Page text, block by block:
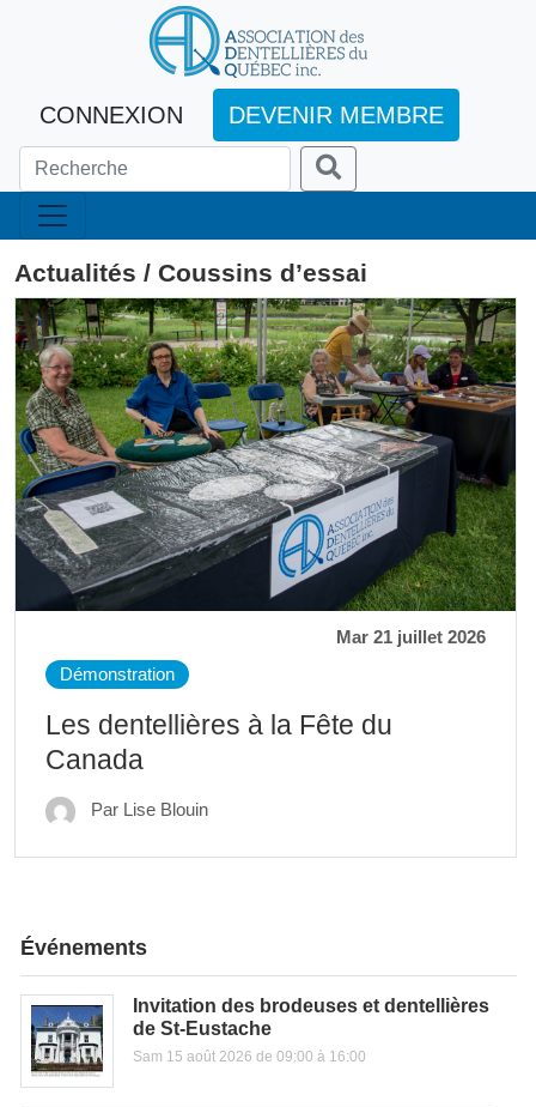
CONNEXION DEVENIR MEMBRE
Actualités / Coussins d’essai
Mar 21 juillet 2026
Démonstration
Les dentellières à la Fête du
Canada
Par Lise Blouin
Événements
Invitation des brodeuses et dentellières
de St-Eustache
Sam 15 août 2026 de 09:00 à 16:00